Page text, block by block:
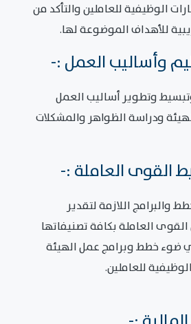
الوظيفية للعاملين والتأكد من
للأهداف الموضوعة لها.
وتطوير أساليب العمل
ودراسة الظواهر والمشكلات
اللازمة لتقدير
العاملة بكافة تصنيفاتها
ضوء خطط وبرامج عمل الهيئة
للعاملين.